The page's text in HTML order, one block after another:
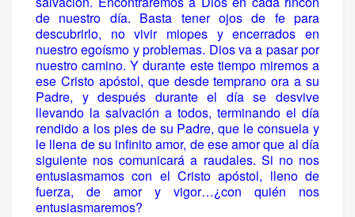
de nuestro día. Basta tener ojos de fe para
descubrirlo, no vivir miopes y encerrados en
nuestro egoísmo y problemas. Dios va a pasar por
nuestro camino. Y durante este tiempo miremos a
ese Cristo apóstol, que desde temprano ora a su
Padre, y después durante el día se desvive
llevando la salvación a todos, terminando el día
rendido a los pies de su Padre, que le consuela y
le llena de su infinito amor, de ese amor que al día
siguiente nos comunicará a raudales. Si no nos
entusiasmamos con el Cristo apóstol, lleno de
fuerza, de amor y vigor…¿con quién nos
entusiasmaremos?